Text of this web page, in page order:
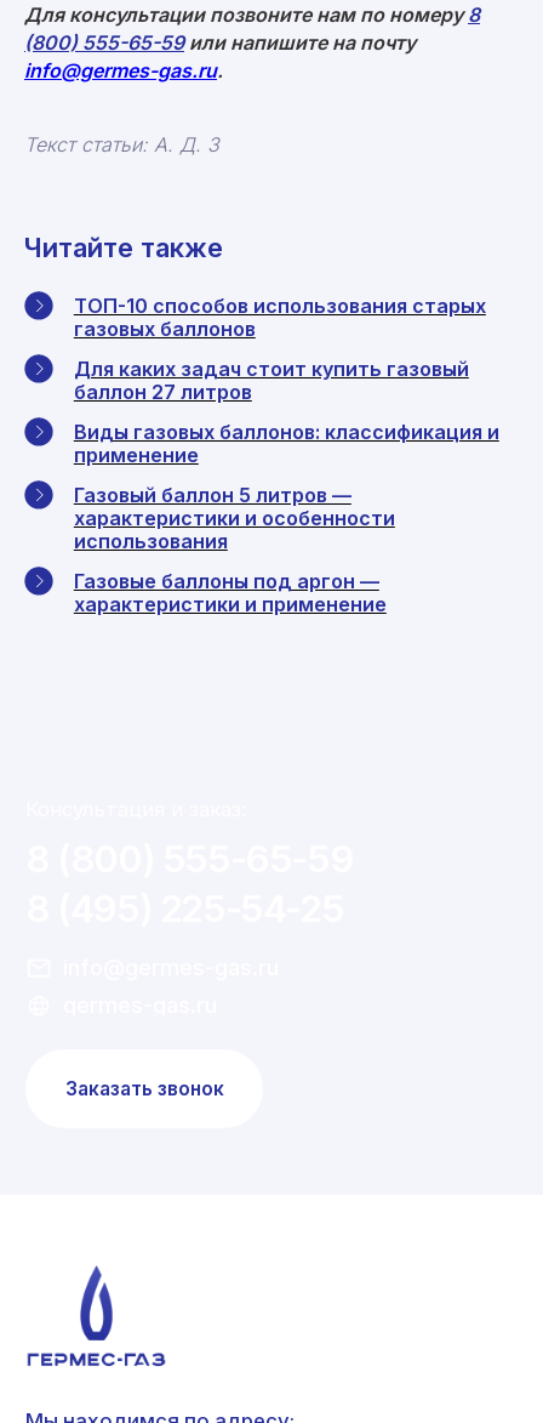
Для консультации позвоните нам по номеру8
(800) 555-65-59или напишите на почту
info@germes-gas.ru.
Текст статьи: А. Д. З
Читайте также
ТОП-10 способов использования старых
газовых баллонов
Для каких задач стоит купить газовый
баллон 27 литров
Виды газовых баллонов: классификация и
применение
Газовый баллон 5 литров —
характеристики и особенности
использования
Газовые баллоны под аргон —
характеристики и применение